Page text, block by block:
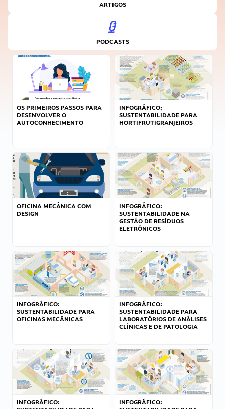
ARTIGOS
PODCASTS
OS PRIMEIROS PASSOS PARA
DESENVOLVER O
AUTOCONHECIMENTO
INFOGRÁFICO:
SUSTENTABILIDADE PARA
HORTIFRUTIGRANJEIROS
OFICINA MECÂNICA COM
DESIGN
INFOGRÁFICO:
SUSTENTABILIDADE NA
GESTÃO DE RESÍDUOS
ELETRÔNICOS
INFOGRÁFICO:
SUSTENTABILIDADE PARA
OFICINAS MECÂNICAS
INFOGRÁFICO:
SUSTENTABILIDADE PARA
LABORATÓRIOS DE ANÁLISES
CLÍNICAS E DE PATOLOGIA
INFOGRÁFICO:
INFOGRÁFICO: